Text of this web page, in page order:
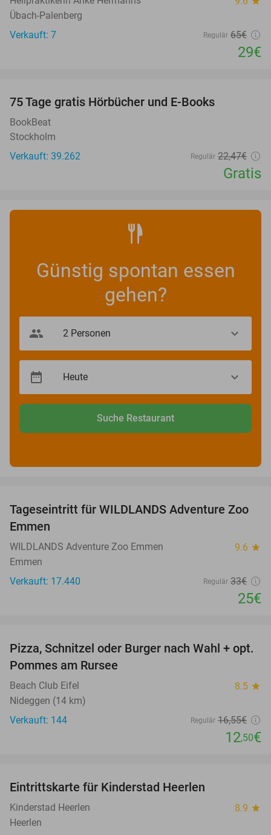
Übach-Palenberg
Verkauft: 7
Regulär 65€
29€
75 Tage gratis Hörbücher und E-Books
BookBeat
Stockholm
Verkauft: 39.262
Regulär 22,47€
Gratis
Günstig spontan essen
gehen?
Suche Restaurant
24%
Tageseintritt für WILDLANDS Adventure Zoo
Emmen
WILDLANDS Adventure Zoo Emmen 9.6 star
Emmen
Verkauft: 17.440
Regulär 33€
25€
24%
Pizza, Schnitzel oder Burger nach Wahl + opt.
Pommes am Rursee
Beach Club Eifel 8.5 star
Nideggen (14 km)
Verkauft: 144
Regulär 16,55€
12,50€
Eintrittskarte für Kinderstad Heerlen
Kinderstad Heerlen 8.9 star
Heerlen